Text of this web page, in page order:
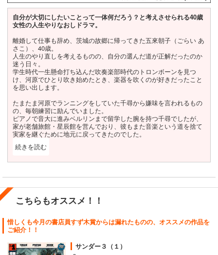
自分が大切にしたいことって一体何だろう？と考えさせられる40歳
女性の人生やりなおしドラマ。
離婚して仕事も辞め、茨城の故郷に帰ってきた五來朝子（ごらい あ
さこ）、40歳。
人生のやり直しを考えるものの、自分の選んだ道が正解だったのか
迷う日々。
学生時代一生懸命打ち込んだ吹奏楽部時代のトロンボーンを見つ
け、河原でひとり吹き始めたとき、楽器を吹くのが好きだったこと
を思い出します。
たまたま河原でランニングをしていた千尋から嫌味を言われるもの
の、毎朝練習に励んでいました。
ピアノで音大に進みベルリンまで留学した腕を持つ千尋でしたが、
家が老舗旅館・星辰館を営んでおり、彼もまた音楽という道を捨て
実家を継ぐために地元に戻ってきたのでした。
続きを読む
それからも何かと朝子に突っかかる千尋。
が、そんなことをすっかり忘れていた朝子にショックを受けたため
「２つのことで迷ったら楽しそうなほうを選びなさい。ただし楽し
いと楽は違うよ。」
す。
朝子が当時のエピソードを思い出したために千尋との距離がぐっと
ろ…！！
こちらもオススメ！！
惜しくも今月の書店員すず木賞からは漏れたものの、オススメの作品を
ご紹介！！
サンダー３（１）